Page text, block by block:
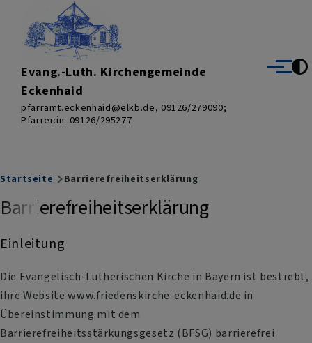
Direkt zum Inhalt
Evang.-Luth. Kirchengemeinde
Eckenhaid
pfarramt.eckenhaid@elkb.de, 09126/279090;
Pfarrer:in: 09126/295277
Menü
Breadcrumb
Startseite Barrierefreiheitserklärung
Barrierefreiheitserklärung
Einleitung
Die Evangelisch-Lutherischen Kirche in Bayern ist bestrebt,
ihre Website www.friedenskirche-eckenhaid.de in
Übereinstimmung mit dem
Barrierefreiheitsstärkungsgesetz (BFSG) barrierefrei